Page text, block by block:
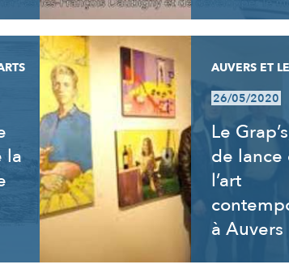
la
AUVERS ET
26/05/2020
Le
de lance
l’art
à Auvers